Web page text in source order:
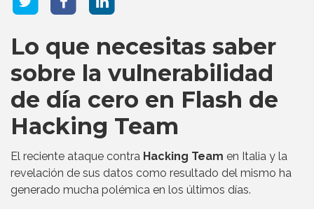
Lo que necesitas saber
sobre la vulnerabilidad
de día cero en Flash de
Hacking Team
El reciente ataque contra Hacking Team en Italia y la
revelación de sus datos como resultado del mismo ha
generado mucha polémica en los últimos días.